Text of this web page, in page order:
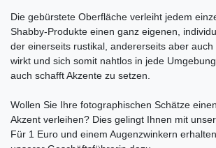
Die gebürstete Oberfläche verleiht jedem
Shabby-Produkte einen ganz eigenen,
der einerseits rustikal, andererseits aber
wirkt und sich somit nahtlos in jede
auch schafft Akzente zu setzen.
Wollen Sie Ihre fotographischen Schätze
Akzent verleihen? Dies gelingt Ihnen mit
Für 1 Euro und einem Augenzwinkern